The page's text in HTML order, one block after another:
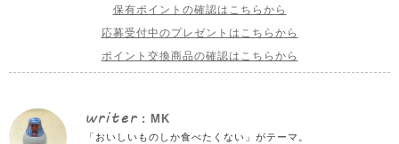
保有ポイントの確認はこちらから
応募受付中のプレゼントはこちらから
ポイント交換商品の確認はこちらから
writer : MK
「おいしいものしか食べたくない」がテーマ。